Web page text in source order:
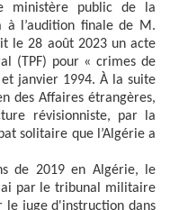
ministère public de la
à l’audition finale de M.
le 28 août 2023 un acte
(TPF) pour « crimes de
janvier 1994. À la suite
des Affaires étrangères,
révisionniste, par la
solitaire que l’Algérie a
de 2019 en Algérie, le
par le tribunal militaire
le juge d'instruction dans